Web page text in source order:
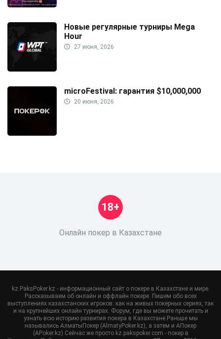
Новые регулярные турниры Mega
Hour
27 июня, 2026
microFestival: гарантия $10,000,000
20 июня, 2026
Онлайн покер в Казахстане
18+
kz.PaksPoker.kz - информационный сайт о покере в Казахстане и мире.
Рассказываем об онлайн и оффлайн покере. Пишем обо всех
выступлениях казахстанских игроков: как на живых покерных сериях, так
и на крупнейших онлайн турнирах. Форум, где вы можете прочитать и
узнать всю историю развития покера в Казахстане.Раньше мы
назывались АлматыПокер (AlmatyPoker.kz), а затем и АПокер
(APoker.kz).Сейчас же просто kz.pakspoker.com - покер в